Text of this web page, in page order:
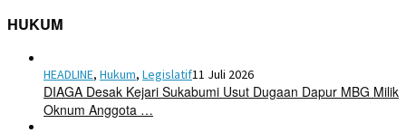
HUKUM
HEADLINE, Hukum, Legislatif11 Juli 2026
DIAGA Desak Kejari Sukabumi Usut Dugaan Dapur MBG Milik
Oknum Anggota …